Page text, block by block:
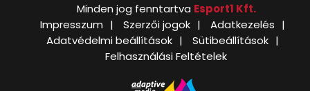
Minden jog fenntartva Esport1 Kft.
Impresszum
Szerzői jogok
Adatkezelés
Adatvédelmi beállítások
Sütibeállítások
Felhasználási Feltételek